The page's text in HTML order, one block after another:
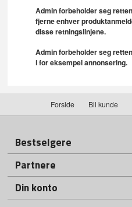
Admin forbeholder seg
fjerne enhver
disse retningslinjene.
Admin forbeholder seg
i for eksempel annonsering.
Forside Bli kunde
Bestselgere
Partnere
Din konto